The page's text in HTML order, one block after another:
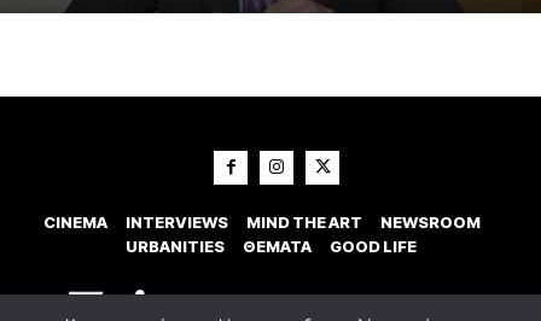
CINEMA INTERVIEWS MIND THE ART
NEWSROOM
URBANITIES
ΘΕΜΑΤΑ GOOD LIFE